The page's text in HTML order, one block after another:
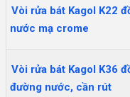
Vòi rửa bát Kagol K22
nước mạ crome
Vòi rửa bát Kagol K36
đường nước, cần rút